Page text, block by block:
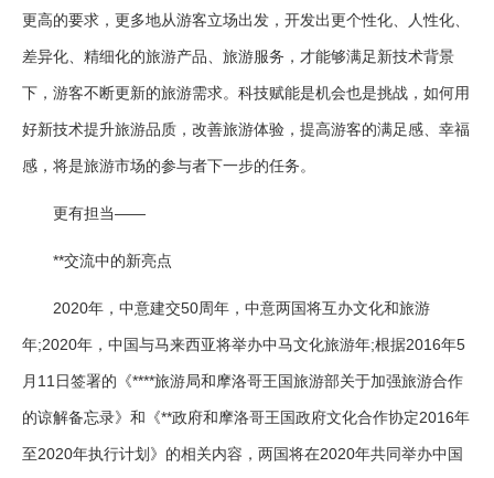
更高的要求，更多地从游客立场出发，开发出更个性化、人性化、
差异化、精细化的旅游产品、旅游服务，才能够满足新技术背景
下，游客不断更新的旅游需求。科技赋能是机会也是挑战，如何用
好新技术提升旅游品质，改善旅游体验，提高游客的满足感、幸福
感，将是旅游市场的参与者下一步的任务。
更有担当——
**交流中的新亮点
2020年，中意建交50周年，中意两国将互办文化和旅游
年;2020年，中国与马来西亚将举办中马文化旅游年;根据2016年5
月11日签署的《****旅游局和摩洛哥王国旅游部关于加强旅游合作
的谅解备忘录》和《**政府和摩洛哥王国政府文化合作协定2016年
至2020年执行计划》的相关内容，两国将在2020年共同举办中国